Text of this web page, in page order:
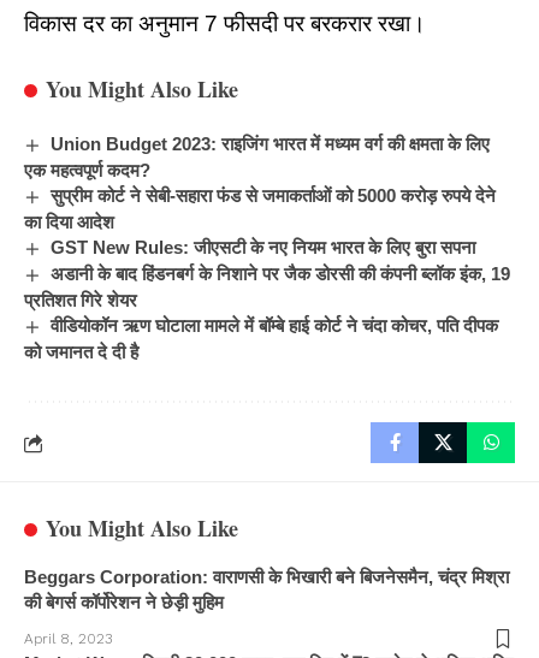
विकास दर का अनुमान 7 फीसदी पर बरकरार रखा।
You Might Also Like
Union Budget 2023: राइजिंग भारत में मध्यम वर्ग की क्षमता के लिए
एक महत्वपूर्ण कदम?
सुप्रीम कोर्ट ने सेबी-सहारा फंड से जमाकर्ताओं को 5000 करोड़ रुपये देने
का दिया आदेश
GST New Rules: जीएसटी के नए नियम भारत के लिए बुरा सपना
अडानी के बाद हिंडनबर्ग के निशाने पर जैक डोरसी की कंपनी ब्लॉक इंक, 19
प्रतिशत गिरे शेयर
वीडियोकॉन ऋण घोटाला मामले में बॉम्बे हाई कोर्ट ने चंदा कोचर, पति दीपक
को जमानत दे दी है
You Might Also Like
Beggars Corporation: वाराणसी के भिखारी बने बिजनेसमैन, चंद्र मिश्रा
की बेगर्स कॉर्पोरेशन ने छेड़ी मुहिम
April 8, 2023